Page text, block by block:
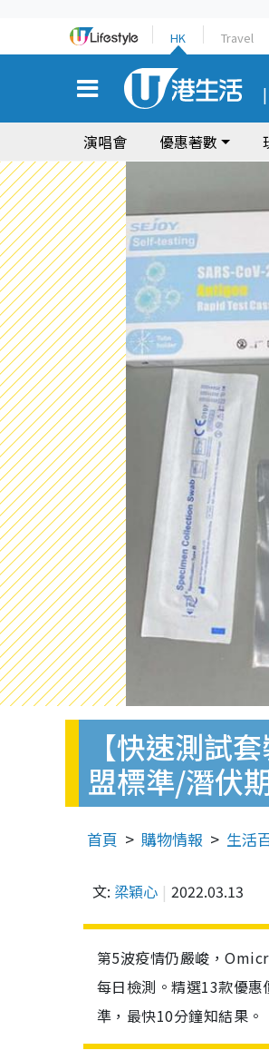
HK Travel
演唱會 優惠著數
【快速測試
盟標準/潛伏
首頁 購物情報 生活
文: 梁穎心 2022.03.13
第5波疫情仍嚴峻，
每日檢測。精選13款優
準，最快10分鐘知結果。